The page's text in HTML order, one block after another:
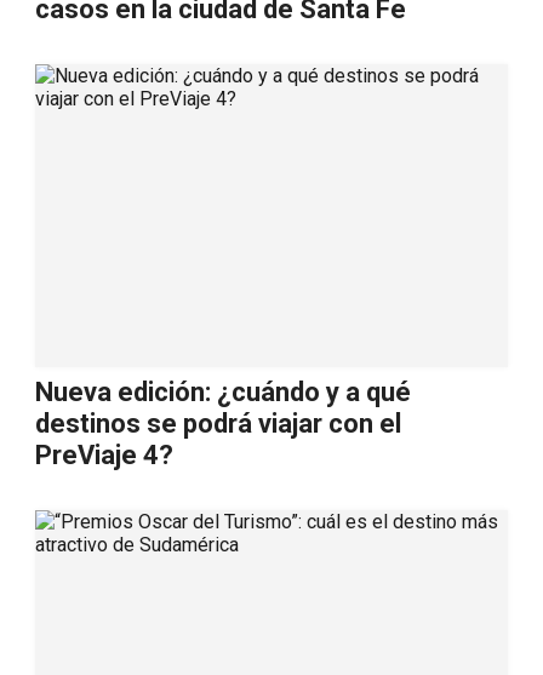
casos en la ciudad de Santa Fe
Nueva edición: ¿cuándo y a qué
destinos se podrá viajar con el
PreViaje 4?